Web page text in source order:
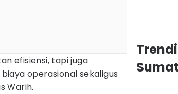
efisiensi, tapi juga
operasional sekaligus
Warih.